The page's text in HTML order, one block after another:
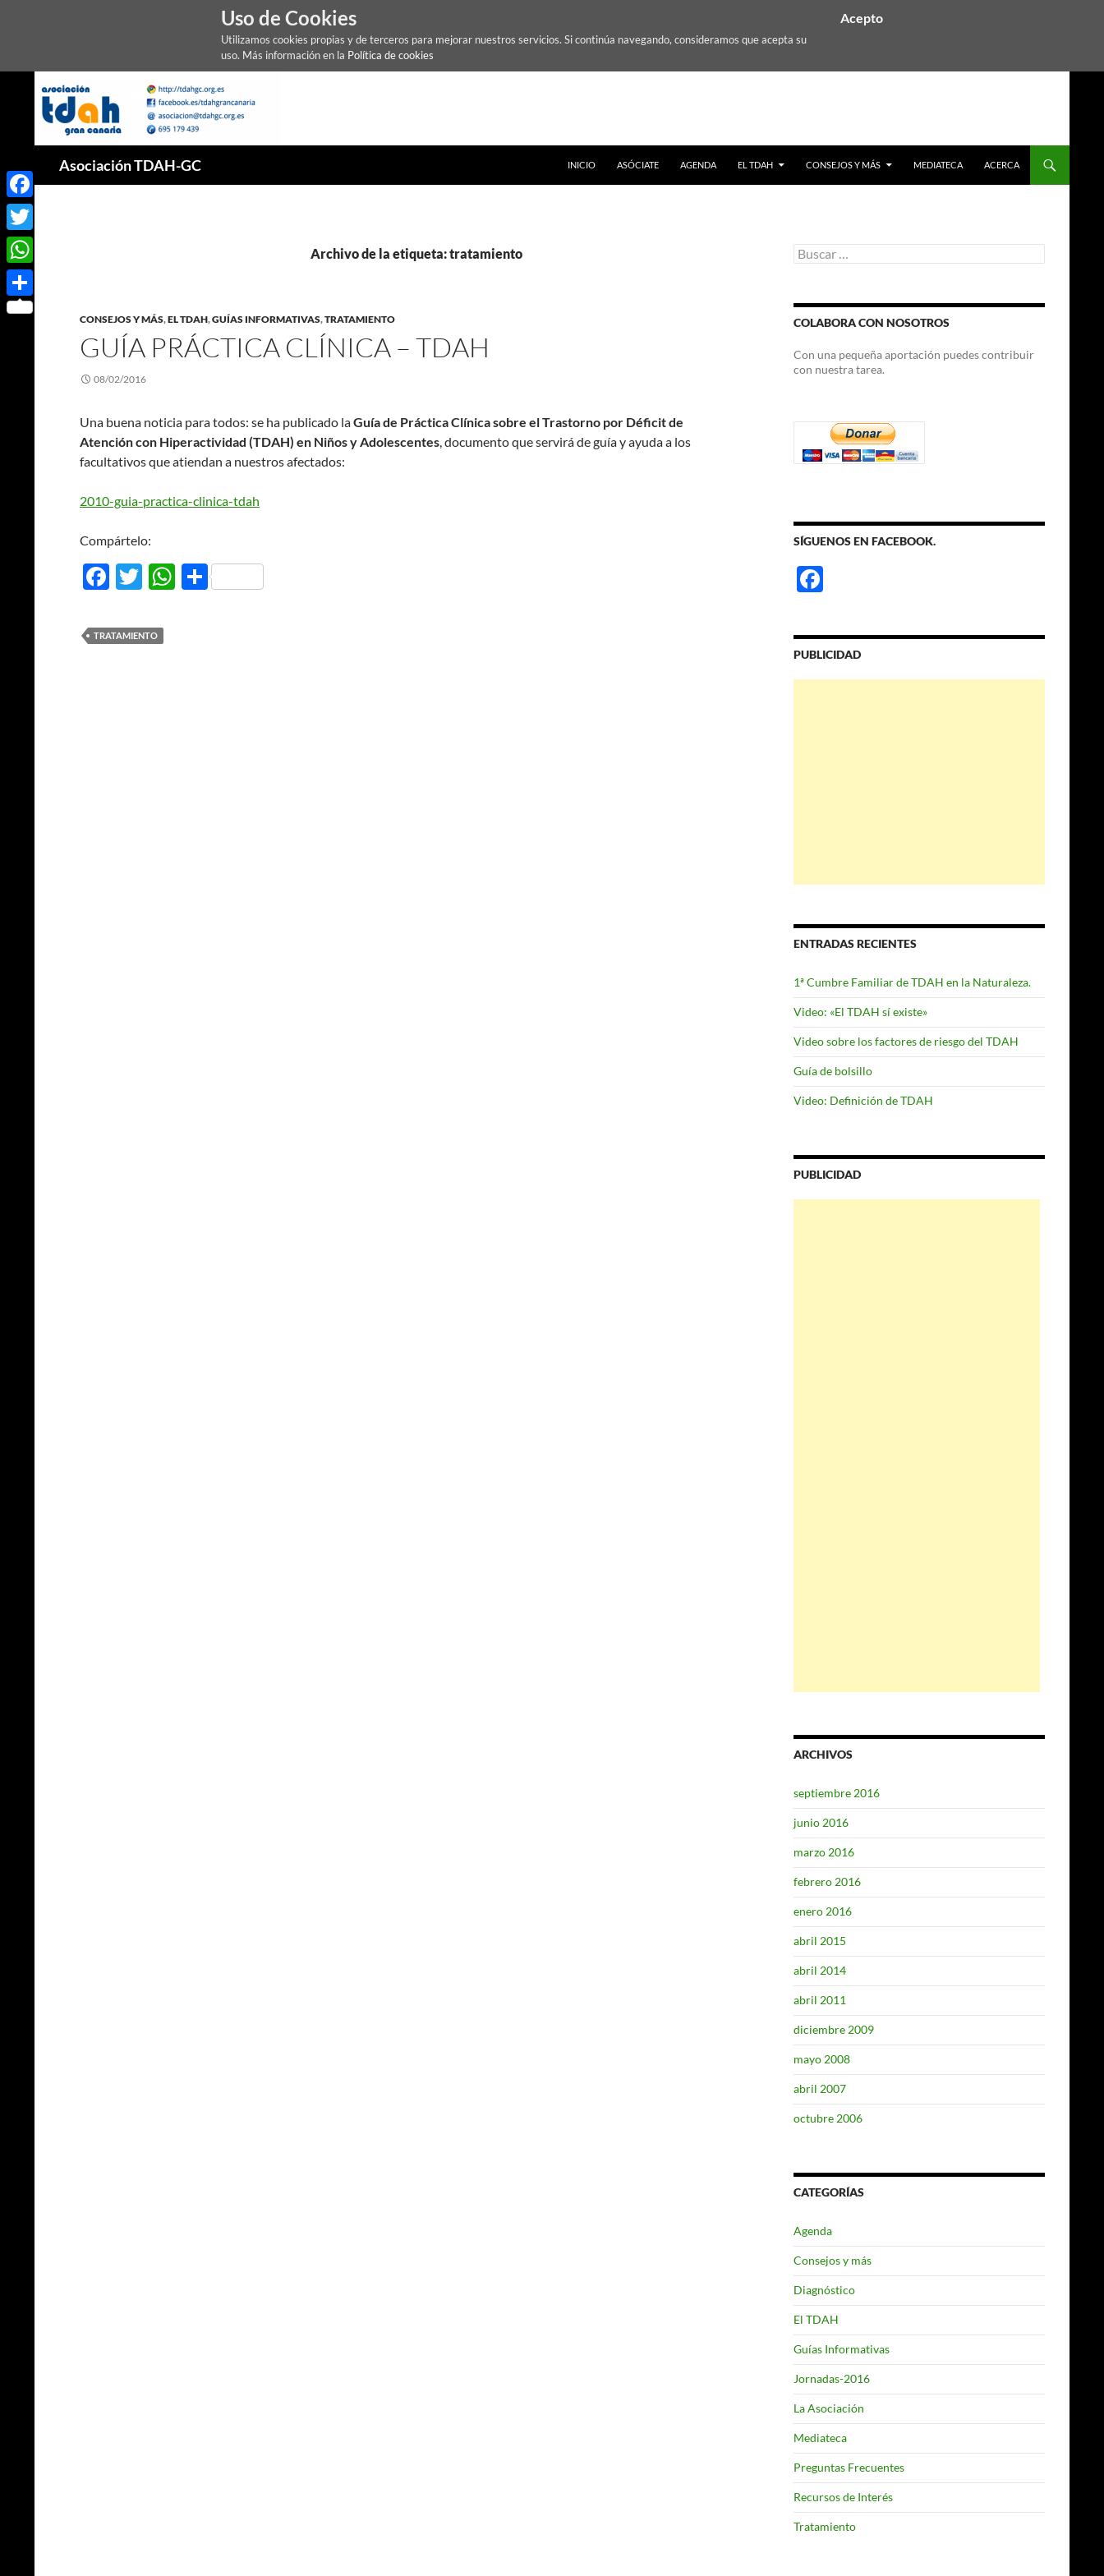
Uso de Cookies
Utilizamos cookies propias y de terceros para mejorar nuestros servicios. Si continúa navegando, consideramos que acepta su
uso. Más información en la Política de cookies
Acepto
contenido
Asociación TDAH-GC INICIO ASÓCIATE AGENDA EL TDAH CONSEJOS Y MÁS MEDIATECA ACERCA
Archivo de la etiqueta: tratamiento
CONSEJOS Y MÁS,EL TDAH,GUÍAS INFORMATIVAS,TRATAMIENTO
GUÍA PRÁCTICA CLÍNICA – TDAH
08/02/2016
Una buena noticia para todos: se ha publicado laGuía de Práctica Clínica sobre el Trastorno por Déficit de
Atención con Hiperactividad (TDAH) en Niños y Adolescentes, documento que servirá de guía y ayuda a los
facultativos que atiendan a nuestros afectados:
2010-guia-practica-clinica-tdah
Compártelo:
F
e
b
T
itt
er
W C
TRATAMIENTO
Buscar:
COLABORA CON NOSOTROS
Con una pequeña aportación puedes contribuir
con nuestra tarea.
SÍGUENOS EN FACEBOOK.
e
b
o
PUBLICIDAD
ENTRADAS RECIENTES
1ª Cumbre Familiar de TDAH en la Naturaleza.
Video: «El TDAH sí existe»
Video sobre los factores de riesgo del TDAH
Guía de bolsillo
Video: Definición de TDAH
PUBLICIDAD
ARCHIVOS
septiembre 2016
junio 2016
marzo 2016
febrero 2016
enero 2016
abril 2015
abril 2014
abril 2011
diciembre 2009
mayo 2008
abril 2007
octubre 2006
CATEGORÍAS
Agenda
Consejos y más
Diagnóstico
El TDAH
Guías Informativas
Jornadas-2016
La Asociación
Mediateca
Preguntas Frecuentes
Recursos de Interés
Tratamiento
Facebook
Twitter
WhatsApp
Compartir